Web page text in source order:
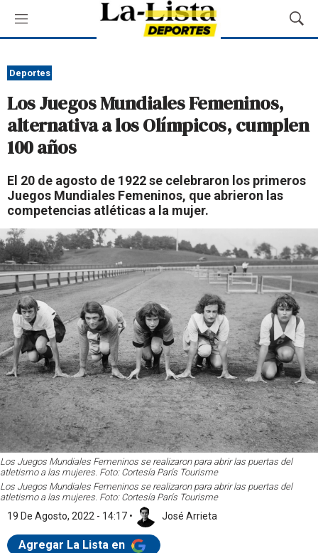
M
e
ú
M
o
B
q
u
Deportes
Los Juegos Mundiales Femeninos,
alternativa a los Olímpicos, cumplen
100 años
El 20 de agosto de 1922 se celebraron los primeros
Juegos Mundiales Femeninos, que abrieron las
competencias atléticas a la mujer.
Los Juegos Mundiales Femeninos se realizaron para abrir las puertas del
atletismo a las mujeres. Foto: Cortesía París Tourisme
Los Juegos Mundiales Femeninos se realizaron para abrir las puertas del
atletismo a las mujeres. Foto: Cortesía París Tourisme
19 De Agosto, 2022 - 14:17 • José Arrieta
Agregar La Lista en